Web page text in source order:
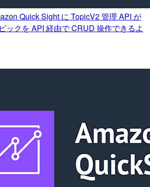
Quick Sight に TopicV2 管理 API が
ックを API 経由で CRUD 操作できるよ